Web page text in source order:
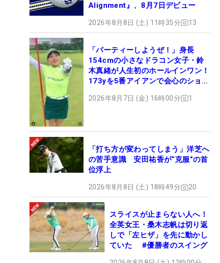
Alignment』、8月7日デビュー
2026年8月8日 (土) 11時35分 13
「パーティーしようぜ！」身長
154cmの小さなドラコン女子・鈴
木真緒が人生初のホールインワン！
173yを5番アイアンで会心のショッ
2026年8月7日 (金) 16時00分 1
「打ち方が変わってしまう」洋芝へ
の苦手意識 安田祐香が“克服”の首
位浮上
2026年8月8日 (土) 18時49分 20
スライスが止まらない人へ！
全英女王・桑木志帆は切り返
しで「左ヒザ」を先に動かし
ていた #優勝者のスイング